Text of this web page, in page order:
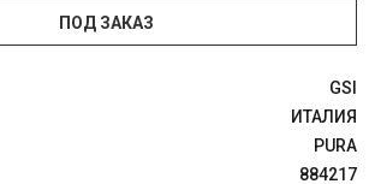
ПОД ЗАКАЗ
GSI
ИТАЛИЯ
PURA
884217